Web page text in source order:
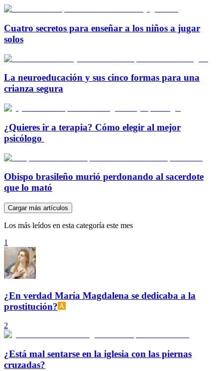
Cuatro secretos para enseñar a los niños a jugar
solos
La neuroeducación y sus cinco formas para una
crianza segura
¿Quieres ir a terapia? Cómo elegir al mejor
psicólogo
Obispo brasileño murió perdonando al sacerdote
que lo mató
Cargar más artículos
Los más leídos en esta categoría este mes
1
¿En verdad María Magdalena se dedicaba a la
prostitución?
2
¿Está mal sentarse en la iglesia con las piernas
cruzadas?